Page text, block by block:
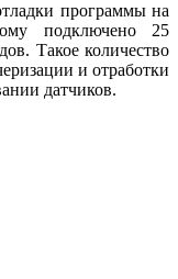
программы на
подключено 25
Такое количество
и отработки
датчиков.